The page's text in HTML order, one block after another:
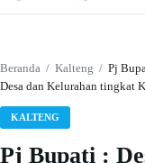
Beranda / Kalteng / Pj
Desa dan Kelurahan tingkat
KALTENG
Pj Bupati :